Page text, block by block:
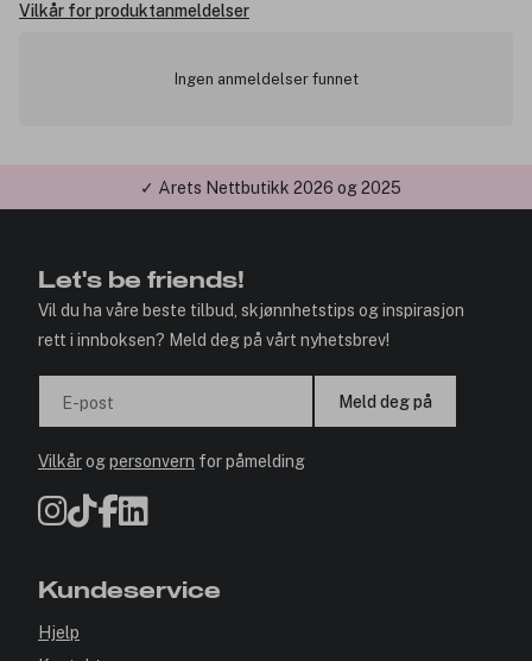
Vilkår for produktanmeldelser
Ingen anmeldelser funnet
✓ Årets Nettbutikk 2026 og 2025
Let's be friends!
Vil du ha våre beste tilbud, skjønnhetstips og inspirasjon
rett i innboksen? Meld deg på vårt nyhetsbrev!
E-post Meld deg på
Vilkårogpersonvern for påmelding
Kundeservice
Hjelp